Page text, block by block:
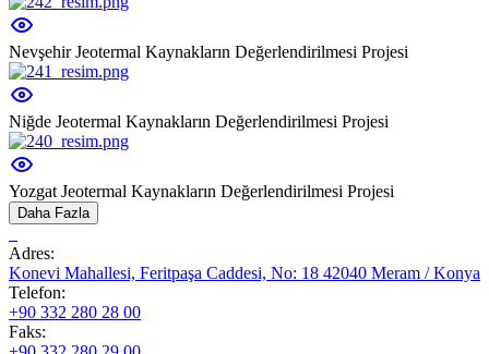
Nevşehir Jeotermal Kaynakların Değerlendirilmesi Projesi
Niğde Jeotermal Kaynakların Değerlendirilmesi Projesi
Yozgat Jeotermal Kaynakların Değerlendirilmesi Projesi
Daha Fazla
Adres:
Konevi Mahallesi, Feritpaşa Caddesi, No: 18 42040 Meram / Konya
Telefon:
+90 332 280 28 00
Faks: